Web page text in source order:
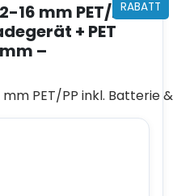
16 mm PET/PP
+ PET
–
RABATT